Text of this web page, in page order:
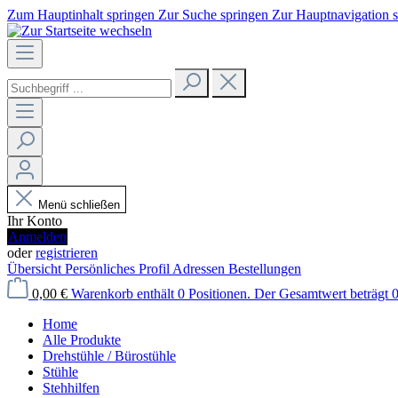
Zum Hauptinhalt springen Zur Suche springen Zur Hauptnavigation
Menü schließen
Ihr Konto
Anmelden
oderregistrieren
Übersicht Persönliches Profil Adressen Bestellungen
0,00 € Warenkorb enthält 0 Positionen. Der Gesamtwert beträgt
Home
Alle Produkte
Drehstühle / Bürostühle
Stühle
Stehhilfen